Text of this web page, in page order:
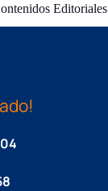
Editoriales